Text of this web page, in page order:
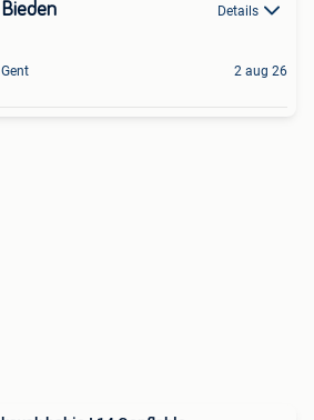
Bieden Details
Gent 2 aug 26